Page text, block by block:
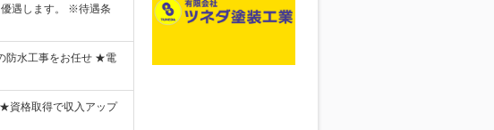
遇します。 ※待遇条
防水工事をお任せ ★電
資格取得で収入アップ